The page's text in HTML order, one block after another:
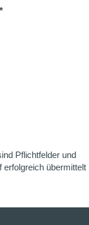
Pflichtfelder und
erfolgreich übermittelt